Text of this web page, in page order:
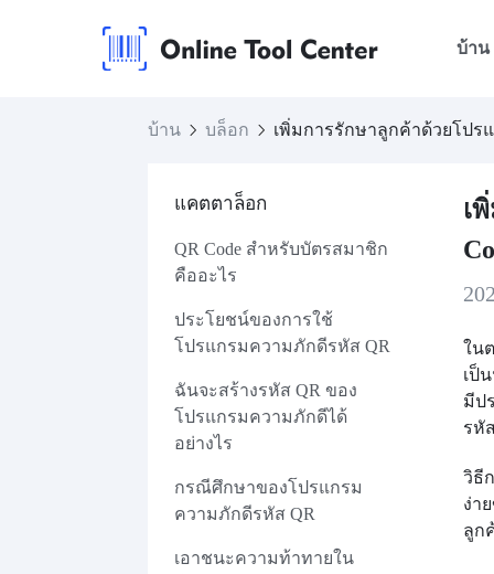
บ้าน
บ้าน บล็อก เพิ่มการรักษาลูกค้าด้วยโปร
แคตตาล็อก
QR Code สำหรับบัตรสมาชิก
คืออะไร
ประโยชน์ของการใช้
โปรแกรมความภักดีรหัส QR
ฉันจะสร้างรหัส QR ของ
โปรแกรมความภักดีได้
อย่างไร
กรณีศึกษาของโปรแกรม
ความภักดีรหัส QR
เอาชนะความท้าทายใน
เ
ใน
เป็
มีป
รหั
วิธี
ง่า
ลูก